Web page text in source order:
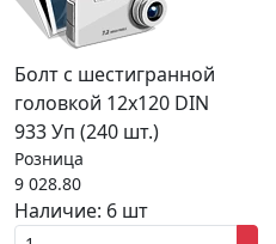
Болт с шестигранной
головкой 12x120 DIN
933 Уп (240 шт.)
Розница
9 028.80
Наличие: 6 шт